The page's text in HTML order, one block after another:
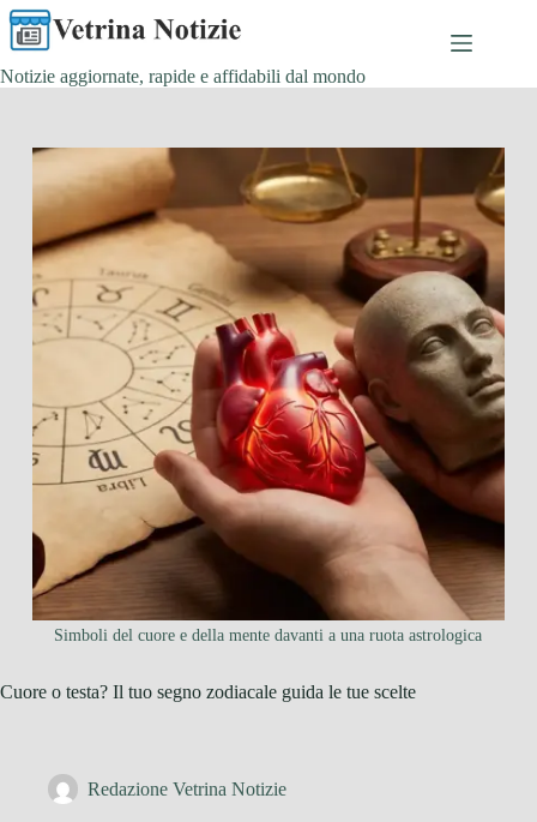
Salta
al
contenuto
Notizie aggiornate, rapide e affidabili dal mondo
Simboli del cuore e della mente davanti a una ruota astrologica
Cuore o testa? Il tuo segno zodiacale guida le tue scelte
Redazione Vetrina Notizie